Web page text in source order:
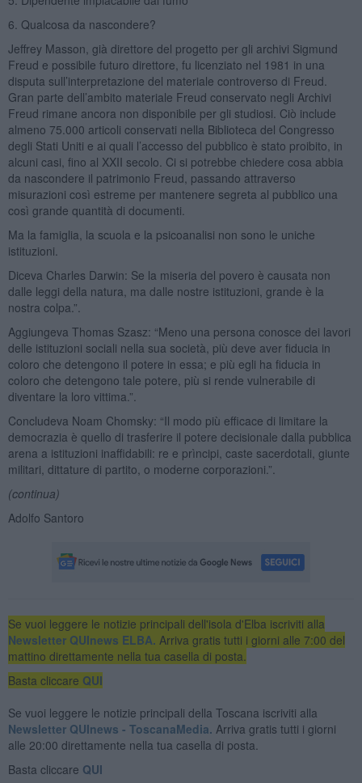
6. Qualcosa da nascondere?
Jeffrey Masson, già direttore del progetto per gli archivi Sigmund
Freud e possibile futuro direttore, fu licenziato nel 1981 in una
disputa sull’interpretazione del materiale controverso di Freud.
Gran parte dell’ambito materiale Freud conservato negli Archivi
Freud rimane ancora non disponibile per gli studiosi. Ciò include
almeno 75.000 articoli conservati nella Biblioteca del Congresso
degli Stati Uniti e ai quali l’accesso del pubblico è stato proibito, in
alcuni casi, fino al XXII secolo. Ci si potrebbe chiedere cosa abbia
da nascondere il patrimonio Freud, passando attraverso
misurazioni così estreme per mantenere segreta al pubblico una
così grande quantità di documenti.
Ma la famiglia, la scuola e la psicoanalisi non sono le uniche
istituzioni.
Diceva Charles Darwin: Se la miseria del povero è causata non
dalle leggi della natura, ma dalle nostre istituzioni, grande è la
nostra colpa.”.
Aggiungeva Thomas Szasz: “Meno una persona conosce dei lavori
delle istituzioni sociali nella sua società, più deve aver fiducia in
coloro che detengono il potere in essa; e più egli ha fiducia in
coloro che detengono tale potere, più si rende vulnerabile di
diventare la loro vittima.”.
Concludeva Noam Chomsky: “Il modo più efficace di limitare la
democrazia è quello di trasferire il potere decisionale dalla pubblica
arena a istituzioni inaffidabili: re e prìncipi, caste sacerdotali, giunte
militari, dittature di partito, o moderne corporazioni.”.
(continua)
Adolfo Santoro
Se vuoi leggere le notizie principali dell'isola d'Elba iscriviti alla
Newsletter QUInews ELBA. Arriva gratis tutti i giorni alle 7:00 del
mattino direttamente nella tua casella di posta.
Basta cliccare QUI
Se vuoi leggere le notizie principali della Toscana iscriviti alla
Newsletter QUInews - ToscanaMedia. Arriva gratis tutti i giorni
alle 20:00 direttamente nella tua casella di posta.
Basta cliccare QUI